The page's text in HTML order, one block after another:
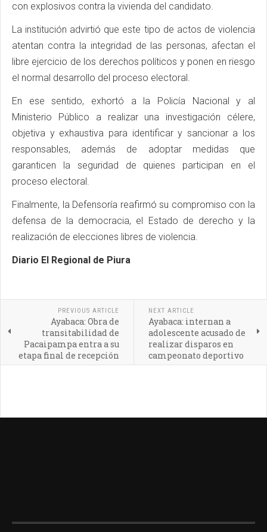
con explosivos contra la vivienda del candidato.
La institución advirtió que este tipo de actos de violencia
atentan contra la integridad de las personas, afectan el
libre ejercicio de los derechos políticos y ponen en riesgo
el normal desarrollo del proceso electoral.
En ese sentido, exhortó a la Policía Nacional y al
Ministerio Público a realizar una investigación célere,
objetiva y exhaustiva para identificar y sancionar a los
responsables, además de adoptar medidas que
garanticen la seguridad de quienes participan en el
proceso electoral.
Finalmente, la Defensoría reafirmó su compromiso con la
defensa de la democracia, el Estado de derecho y la
realización de elecciones libres de violencia.
Diario El Regional de Piura
PREVIOUS ARTICLE
Ayabaca: Obra de
transitabilidad de
Pacaipampa entra a su
etapa final de recepción
NEXT ARTICLE
Ayabaca: internan a
adolescente acusado de
realizar disparos en
campeonato deportivo